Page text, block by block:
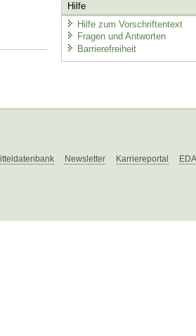
Hilfe
Hilfe zum Vorschriftentext
Fragen und Antworten
Barrierefreiheit
Newsletter Karriereportal